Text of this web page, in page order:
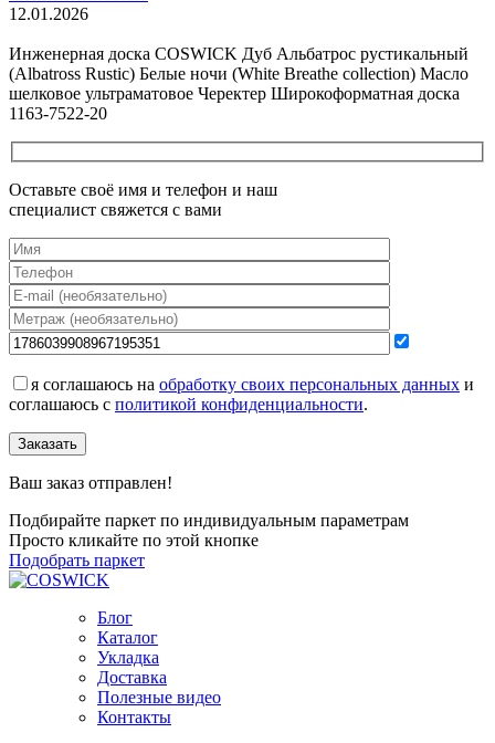
12.01.2026
Инженерная доска COSWICK Дуб Альбатрос рустикальный
(Albatross Rustic) Белые ночи (White Breathe collection) Масло
шелковое ультраматовое Черектер Широкоформатная доска
1163-7522-20
Оставьте своё имя и телефон и наш
специалист свяжется с вами
я соглашаюсь на обработку своих персональных данных и
соглашаюсь с политикой конфиденциальности.
Заказать
Ваш заказ отправлен!
Подбирайте паркет по индивидуальным параметрам
Просто кликайте по этой кнопке
Подобрать паркет
Блог
Каталог
Укладка
Доставка
Полезные видео
Контакты